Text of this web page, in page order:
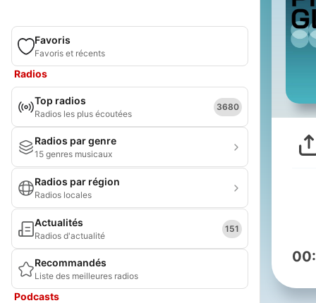
Favoris
Favoris et récents
Radios
Top radios
Radios les plus écoutées
3680
Radios par genre
15 genres musicaux
Radios par région
Radios locales
Actualités
Radios d'actualité
151
Recommandés
Liste des meilleures radios
Podcasts